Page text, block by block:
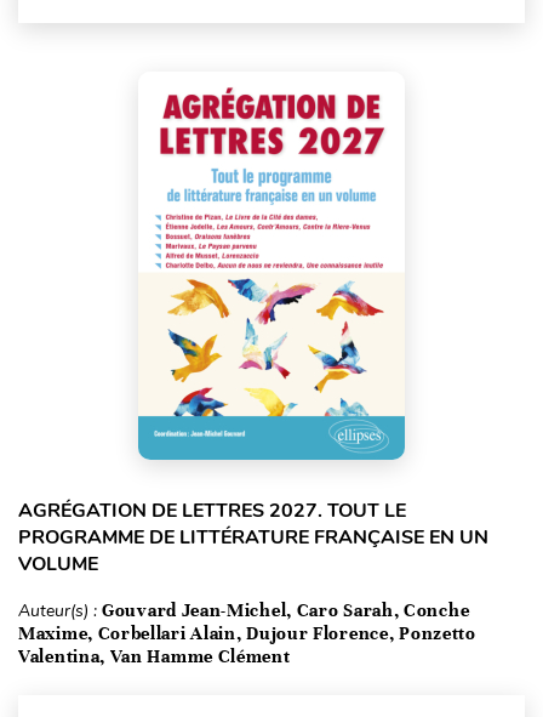
AGRÉGATION DE LETTRES 2027. TOUT LE
PROGRAMME DE LITTÉRATURE FRANÇAISE EN UN
VOLUME
Auteur(s) : Gouvard Jean-Michel, Caro Sarah, Conche
Maxime, Corbellari Alain, Dujour Florence, Ponzetto
Valentina, Van Hamme Clément